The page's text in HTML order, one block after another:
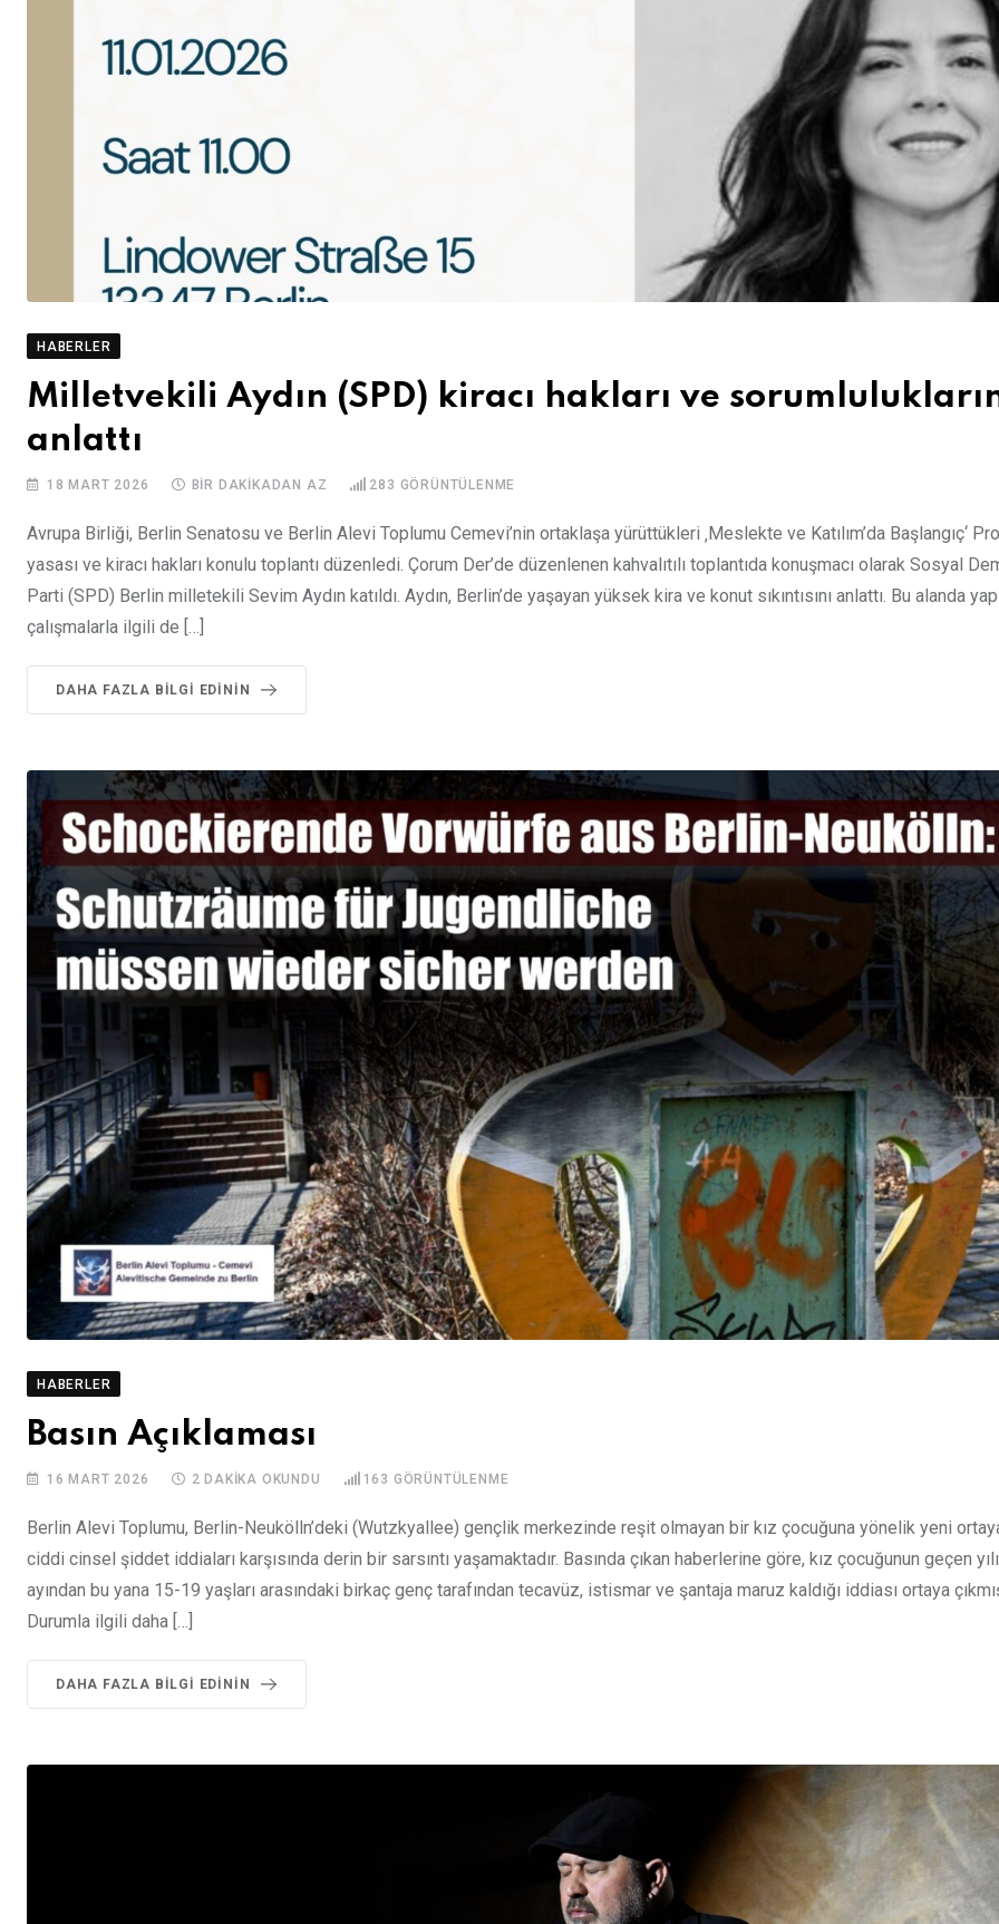
HABERLER
Milletvekili Aydın (SPD) kiracı hakları ve
anlattı
18 MART 2026 BIR DAKIKADAN AZ 283 GÖRÜNTÜLENME
Avrupa Birliği, Berlin Senatosu ve Berlin Alevi Toplumu Cemevi’nin ortaklaşa yürüttükleri ‚Meslekte ve Katılım’da Başlangıç‘
yasası ve kiracı hakları konulu toplantı düzenledi. Çorum Der’de düzenlenen kahvalıtılı toplantıda konuşmacı olarak Sosyal
Parti (SPD) Berlin milletekili Sevim Aydın katıldı. Aydın, Berlin’de yaşayan yüksek kira ve konut sıkıntısını anlattı. Bu alanda
çalışmalarla ilgili de […]
DAHA FAZLA BILGI EDININ
HABERLER
Basın Açıklaması
16 MART 2026 2 DAKIKA OKUNDU 163 GÖRÜNTÜLENME
Berlin Alevi Toplumu, Berlin-Neukölln’deki (Wutzkyallee) gençlik merkezinde reşit olmayan bir kız çocuğuna yönelik yeni
ciddi cinsel şiddet iddiaları karşısında derin bir sarsıntı yaşamaktadır. Basında çıkan haberlerine göre, kız çocuğunun geçen
ayından bu yana 15-19 yaşları arasındaki birkaç genç tarafından tecavüz, istismar ve şantaja maruz kaldığı iddiası ortaya
Durumla ilgili daha […]
DAHA FAZLA BILGI EDININ